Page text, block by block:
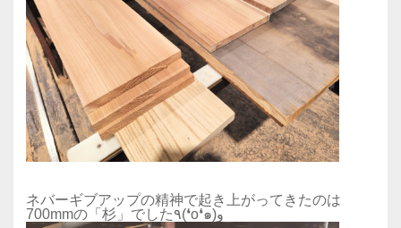
ネバーギブアップの精神で起き上がってきたのは
700mmの「杉」でした٩(❛ο❛๑)و